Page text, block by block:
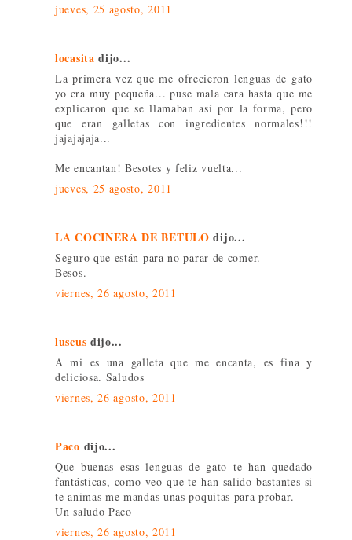
jueves, 25 agosto, 2011
locasita dijo...
La primera vez que me ofrecieron lenguas de gato
yo era muy pequeña... puse mala cara hasta que me
explicaron que se llamaban así por la forma, pero
que eran galletas con ingredientes normales!!!
jajajajaja...
Me encantan! Besotes y feliz vuelta...
jueves, 25 agosto, 2011
LA COCINERA DE BETULO dijo...
Seguro que están para no parar de comer.
Besos.
viernes, 26 agosto, 2011
luscus dijo...
A mi es una galleta que me encanta, es fina y
deliciosa. Saludos
viernes, 26 agosto, 2011
Paco dijo...
Que buenas esas lenguas de gato te han quedado
fantásticas, como veo que te han salido bastantes si
te animas me mandas unas poquitas para probar.
Un saludo Paco
viernes, 26 agosto, 2011